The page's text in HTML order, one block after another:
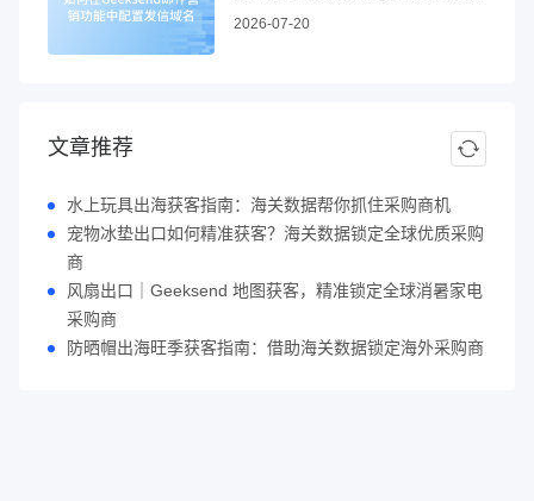
2026-07-20
文章推荐
水上玩具出海获客指南：海关数据帮你抓住采购商机
宠物冰垫出口如何精准获客？海关数据锁定全球优质采购
商
风扇出口｜Geeksend 地图获客，精准锁定全球消暑家电
采购商
防晒帽出海旺季获客指南：借助海关数据锁定海外采购商